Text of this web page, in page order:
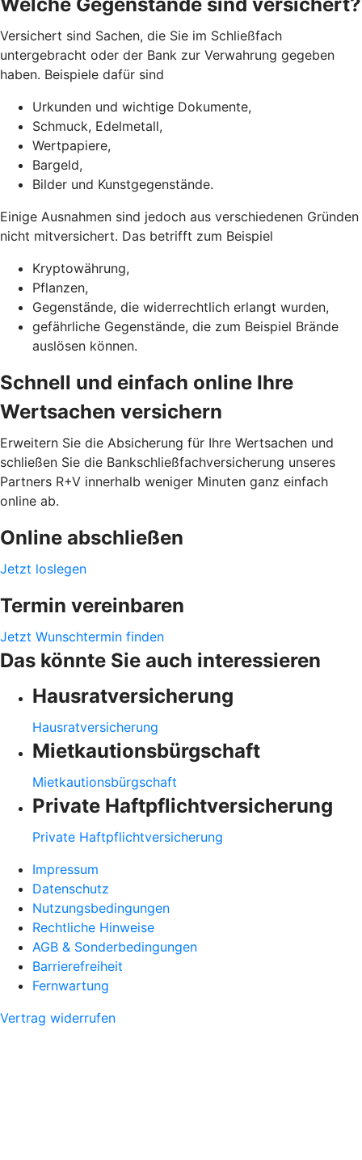
Versichert sind Sachen, die Sie im Schließfach
untergebracht oder der Bank zur Verwahrung gegeben
haben. Beispiele dafür sind
Urkunden und wichtige Dokumente,
Schmuck, Edelmetall,
Wertpapiere,
Bargeld,
Bilder und Kunstgegenstände.
Einige Ausnahmen sind jedoch aus verschiedenen Gründen
nicht mitversichert. Das betrifft zum Beispiel
Kryptowährung,
Pflanzen,
Gegenstände, die widerrechtlich erlangt wurden,
gefährliche Gegenstände, die zum Beispiel Brände
auslösen können.
Schnell und einfach online Ihre
Wertsachen versichern
Erweitern Sie die Absicherung für Ihre Wertsachen und
schließen Sie die Bankschließfachversicherung unseres
Partners R+V innerhalb weniger Minuten ganz einfach
online ab.
Online abschließen
Jetzt loslegen
Termin vereinbaren
Jetzt Wunschtermin finden
Das könnte Sie auch interessieren
Hausratversicherung
Hausratversicherung
Mietkautionsbürgschaft
Mietkautionsbürgschaft
Private Haftpflichtversicherung
Private Haftpflichtversicherung
Impressum
Datenschutz
Nutzungsbedingungen
Rechtliche Hinweise
AGB & Sonderbedingungen
Barrierefreiheit
Fernwartung
Vertrag widerrufen